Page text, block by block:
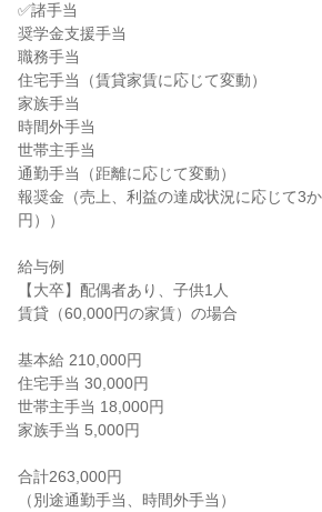
✅諸手当
奨学金支援手当
職務手当
住宅手当（賃貸家賃に応じて変動）
家族手当
時間外手当
世帯主手当
通勤手当（距離に応じて変動）
報奨金（売上、利益の達成状況に応じて3
円））
給与例
【大卒】配偶者あり、子供1人
賃貸（60,000円の家賃）の場合
基本給 210,000円
住宅手当 30,000円
世帯主手当 18,000円
家族手当 5,000円
合計263,000円
（別途通勤手当、時間外手当）